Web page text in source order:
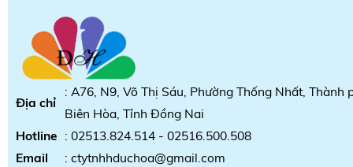
Địa chỉ
: A76, N9, Võ Thị Sáu, Phường Thống Nhất, Thành
Biên Hòa, Tỉnh Đồng Nai
Hotline : 02513.824.514 - 02516.500.508
Email
: ctytnhhduchoa@gmail.com